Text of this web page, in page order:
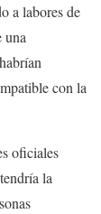
a labores de
una
con la
oficiales
la